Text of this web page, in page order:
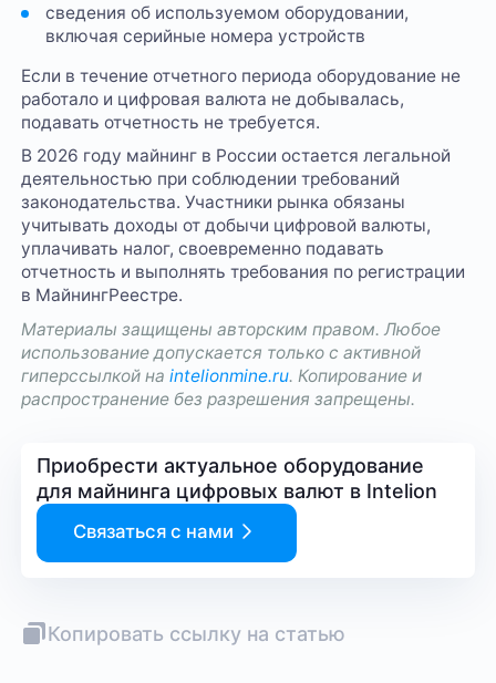
сведения об используемом оборудовании,
включая серийные номера устройств
Если в течение отчетного периода оборудование не
работало и цифровая валюта не добывалась,
подавать отчетность не требуется.
В 2026 году майнинг в России остается легальной
деятельностью при соблюдении требований
законодательства. Участники рынка обязаны
учитывать доходы от добычи цифровой валюты,
уплачивать налог, своевременно подавать
отчетность и выполнять требования по регистрации
в МайнингРеестре.
Материалы защищены авторским правом. Любое
использование допускается только с активной
гиперссылкой наintelionmine.ru. Копирование и
распространение без разрешения запрещены.
Приобрести актуальное оборудование
для майнинга цифровых валют в Intelion
Связаться с нами
Копировать ссылку на статью